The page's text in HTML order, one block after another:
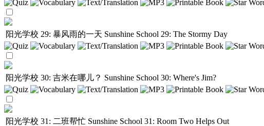
阳光学校 29: 暴风雨的一天 Sunshine School 29: The Stormy Day
阳光学校 30: 吉米在哪儿？ Sunshine School 30: Where's Jim?
阳光学校 31: 二班帮忙 Sunshine School 31: Room Two Helps Out